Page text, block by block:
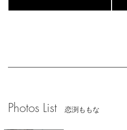
Photos List 恋渕ももな